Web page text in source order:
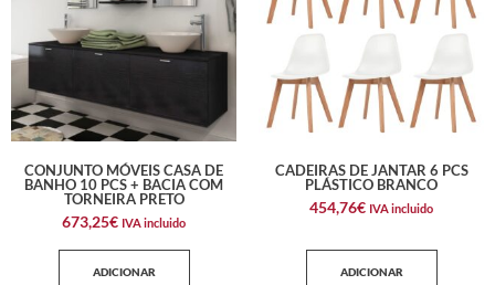
CONJUNTO MÓVEIS CASA DE
BANHO 10 PCS + BACIA COM
TORNEIRA PRETO
673,25€ IVA incluido
ADICIONAR
CADEIRAS DE JANTAR 6 PCS
PLÁSTICO BRANCO
454,76€ IVA incluido
ADICIONAR